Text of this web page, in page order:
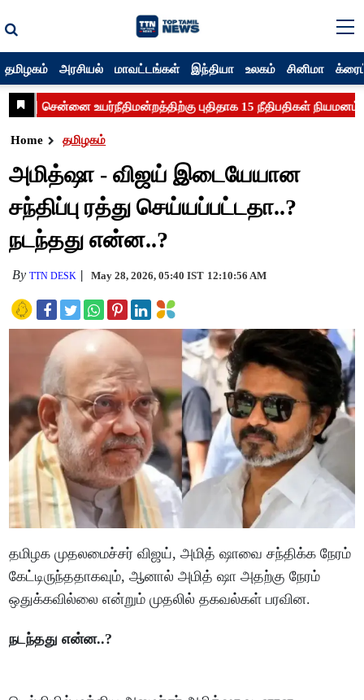
தமிழகம் அரசியல் மாவட்டங்கள் இந்தியா உலகம் சினிமா
Home தமிழகம்
அமித்ஷா - விஜய் இடையேயான
சந்திப்பு ரத்து செய்யப்பட்டதா..?
நடந்தது என்ன..?
ByTTN DESK May 28, 2026, 05:40 IST 12:10:56 AM
தமிழக முதலமைச்சர் விஜய், அமித் ஷாவை சந்திக்க நேரம்
கேட்டிருந்ததாகவும், ஆனால் அமித் ஷா அதற்கு நேரம்
ஒதுக்கவில்லை என்றும் முதலில் தகவல்கள் பரவின.
நடந்தது என்ன..?